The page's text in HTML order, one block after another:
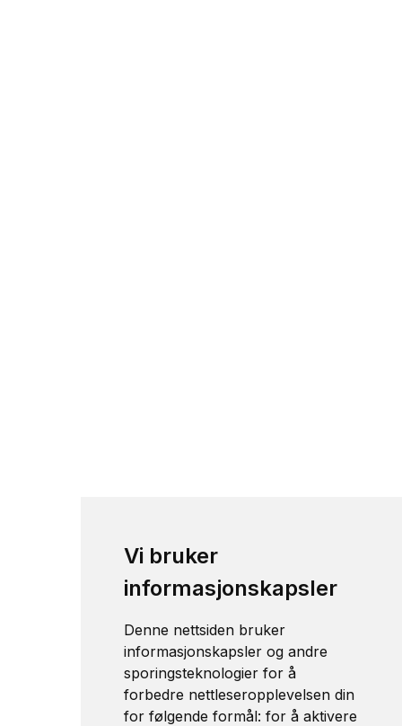
Vi bruker
informasjonskapsler
Denne nettsiden bruker
informasjonskapsler og andre
sporingsteknologier for å
forbedre nettleseropplevelsen din
for følgende formål: for å aktivere